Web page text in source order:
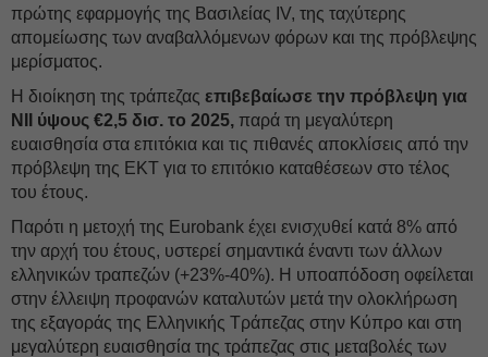
πρώτης εφαρμογής της Βασιλείας IV, της ταχύτερης
απομείωσης των αναβαλλόμενων φόρων και της πρόβλεψης
μερίσματος.
Η διοίκηση της τράπεζας επιβεβαίωσε την πρόβλεψη για
NII ύψους €2,5 δισ. το 2025, παρά τη μεγαλύτερη
ευαισθησία στα επιτόκια και τις πιθανές αποκλίσεις από την
πρόβλεψη της ΕΚΤ για το επιτόκιο καταθέσεων στο τέλος
του έτους.
Παρότι η μετοχή της Eurobank έχει ενισχυθεί κατά 8% από
την αρχή του έτους, υστερεί σημαντικά έναντι των άλλων
ελληνικών τραπεζών (+23%-40%). Η υποαπόδοση οφείλεται
στην έλλειψη προφανών καταλυτών μετά την ολοκλήρωση
της εξαγοράς της Ελληνικής Τράπεζας στην Κύπρο και στη
μεγαλύτερη ευαισθησία της τράπεζας στις μεταβολές των